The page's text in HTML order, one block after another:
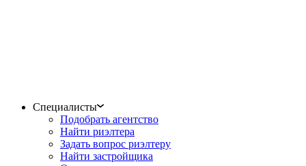
Специалисты
Подобрать агентство
Найти риэлтера
Задать вопрос риэлтеру
Найти застройщика